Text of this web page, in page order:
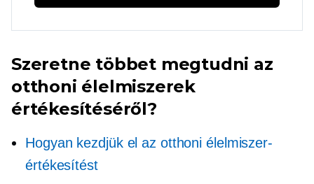
Szeretne többet megtudni az
otthoni élelmiszerek
értékesítéséről?
Hogyan kezdjük el az otthoni élelmiszer-
értékesítést